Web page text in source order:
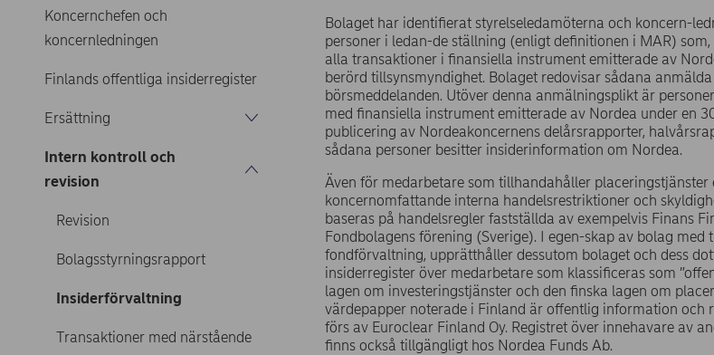
Koncernchefen och
koncernledningen
Finlands offentliga insiderregister
Ersättning
Intern kontroll och
revision
Revision
Bolagsstyrningsrapport
Insiderförvaltning
Transaktioner med närstående
Bolaget har identifierat styrelseledamöterna och koncern-
personer i ledan-de ställning (enligt definitionen i MAR)
alla transaktioner i finansiella instrument emitterade av
berörd tillsynsmyndighet. Bolaget redovisar sådana
börsmeddelanden. Utöver denna anmälningsplikt är
med finansiella instrument emitterade av Nordea under en
publicering av Nordeakoncernens delårsrapporter,
sådana personer besitter insiderinformation om Nordea.
Även för medarbetare som tillhandahåller
koncernomfattande interna handelsrestriktioner och
baseras på handelsregler fastställda av exempelvis Finans
Fondbolagens förening (Sverige). I egen-skap av bolag
fondförvaltning, upprätthåller dessutom bolaget och dess
insiderregister över medarbetare som klassificeras som
lagen om investeringstjänster och den finska lagen om
värdepapper noterade i Finland är offentlig information
förs av Euroclear Finland Oy. Registret över innehavare av
finns också tillgängligt hos Nordea Funds Ab.